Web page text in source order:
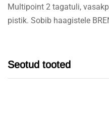
Multipoint 2 tagatuli,
pistik. Sobib haagistele
Seotud tooted